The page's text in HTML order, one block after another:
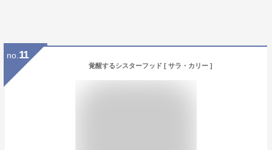
no. 11
覚醒するシスターフッド [ サラ・カリー ]